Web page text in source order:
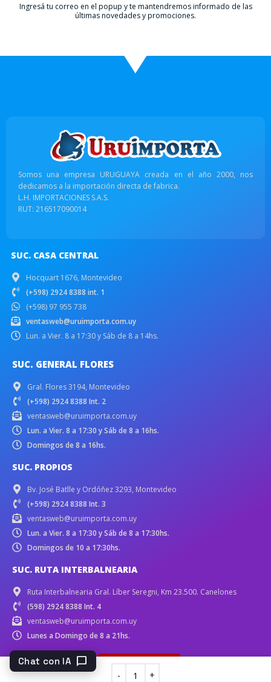
Ingresá tu correo en el popup y te mantendremos informado de las
últimas novedades y promociones.
Somos una empresa URUGUAYA creada en el año 2000, nos
dedicamos a la importación directa de fabrica.
L.H. IMPORTACIONES S.A.S.
RUT: 216517090014
SUC. CASA CENTRAL
Hocquart 1676, Montevideo
(+598) 2924 8388 int. 1
(+598) 97 955 738
ventasweb@uruimporta.com.uy
Lun. a Vier. 8 a 17:30 y Sáb de 8 a 14hs.
SUC. GENERAL FLORES
Gral. Flores 3194, Montevideo
(+598) 2924 8388 Int. 2
ventasweb@uruimporta.com.uy
Lun. a Vier. 8 a 17:30 y Sáb de 8 a 16hs.
Domingos de 8 a 16hs.
SUC. PROPIOS
Bv. José Batlle y Ordóñez 3293, Montevideo
(+598) 2924 8388 Int. 3
ventasweb@uruimporta.com.uy
Lun. a Vier. 8 a 17:30 y Sáb de 8 a 17:30hs.
Domingos de 10 a 17:30hs.
SUC. RUTA INTERBALNEARIA
Ruta Interbalnearia Gral. Líber Seregni, Km 23.500. Canelones
(598) 2924 8388 Int. 4
ventasweb@uruimporta.com.uy
Lunes a Domingo de 8 a 21hs.
Chat con IA chat_bubble